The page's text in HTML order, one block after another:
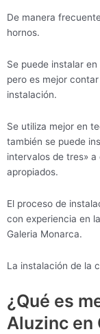
De manera
hornos.
Se puede instalar
pero es mejor
instalación.
Se utiliza mejor en
también se puede
intervalos de tres»
apropiados.
El proceso de
con experiencia en
Galeria Monarca.
La instalación de la
¿Qué es
Aluzinc en